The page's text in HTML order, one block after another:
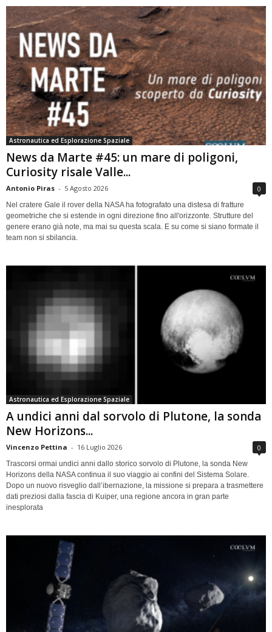
Astronautica ed Esplorazione Spaziale
News da Marte #45: un mare di poligoni,
Curiosity risale Valle...
Antonio Piras - 5 Agosto 2026 0
Nel cratere Gale il rover della NASA ha fotografato una distesa di fratture
geometriche che si estende in ogni direzione fino all'orizzonte. Strutture del
genere erano già note, ma mai su questa scala. E su come si siano formate il
team non si sbilancia.
Astronautica ed Esplorazione Spaziale
A undici anni dal sorvolo di Plutone, la sonda
New Horizons...
Vincenzo Pettina - 16 Luglio 2026 0
Trascorsi ormai undici anni dallo storico sorvolo di Plutone, la sonda New
Horizons della NASA continua il suo viaggio ai confini del Sistema Solare.
Dopo un nuovo risveglio dall’ibernazione, la missione si prepara a trasmettere
dati preziosi dalla fascia di Kuiper, una regione ancora in gran parte
inesplorata